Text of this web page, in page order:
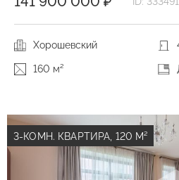
Хорошевский
160 м²
3-КОМН. КВАРТИРА, 120 М²